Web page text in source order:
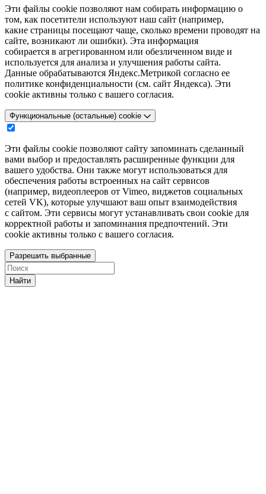
Эти файлы cookie позволяют нам собирать информацию о
том, как посетители используют наш сайт (например,
какие страницы посещают чаще, сколько времени проводят на
сайте, возникают ли ошибки). Эта информация
собирается в агрегированном или обезличенном виде и
используется для анализа и улучшения работы сайта.
Данные обрабатываются Яндекс.Метрикой согласно ее
политике конфиденциальности (см. сайт Яндекса). Эти
cookie активны только с вашего согласия.
Функциональные (остальные) cookie
Эти файлы cookie позволяют сайту запоминать сделанный
вами выбор и предоставлять расширенные функции для
вашего удобства. Они также могут использоваться для
обеспечения работы встроенных на сайт сервисов
(например, видеоплееров от Vimeo, виджетов социальных
сетей VK), которые улучшают ваш опыт взаимодействия
с сайтом. Эти сервисы могут устанавливать свои cookie для
корректной работы и запоминания предпочтений. Эти
cookie активны только с вашего согласия.
Разрешить выбранные
Найти